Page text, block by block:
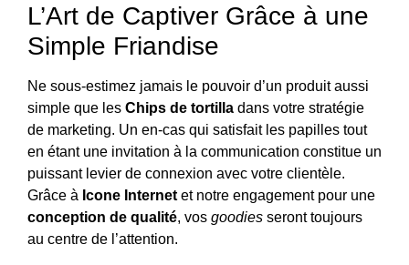
L’Art de Captiver Grâce à une
Simple Friandise
Ne sous-estimez jamais le pouvoir d’un produit aussi
simple que les Chips de tortilla dans votre stratégie
de marketing. Un en-cas qui satisfait les papilles tout
en étant une invitation à la communication constitue un
puissant levier de connexion avec votre clientèle.
Grâce à Icone Internet et notre engagement pour une
conception de qualité, vos goodies seront toujours
au centre de l’attention.